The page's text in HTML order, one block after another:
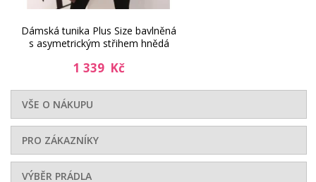
Dámská tunika Plus Size bavlněná
s asymetrickým střihem hnědá
1 339 Kč
VŠE O NÁKUPU
PRO ZÁKAZNÍKY
VÝBĚR PRÁDLA